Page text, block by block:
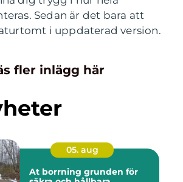
Sedan är det bara att
i uppdaterad version.
fler inlägg här
05. aug
At borrning grunden för